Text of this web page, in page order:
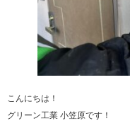
こんにちは！
グリーン工業 小笠原です！